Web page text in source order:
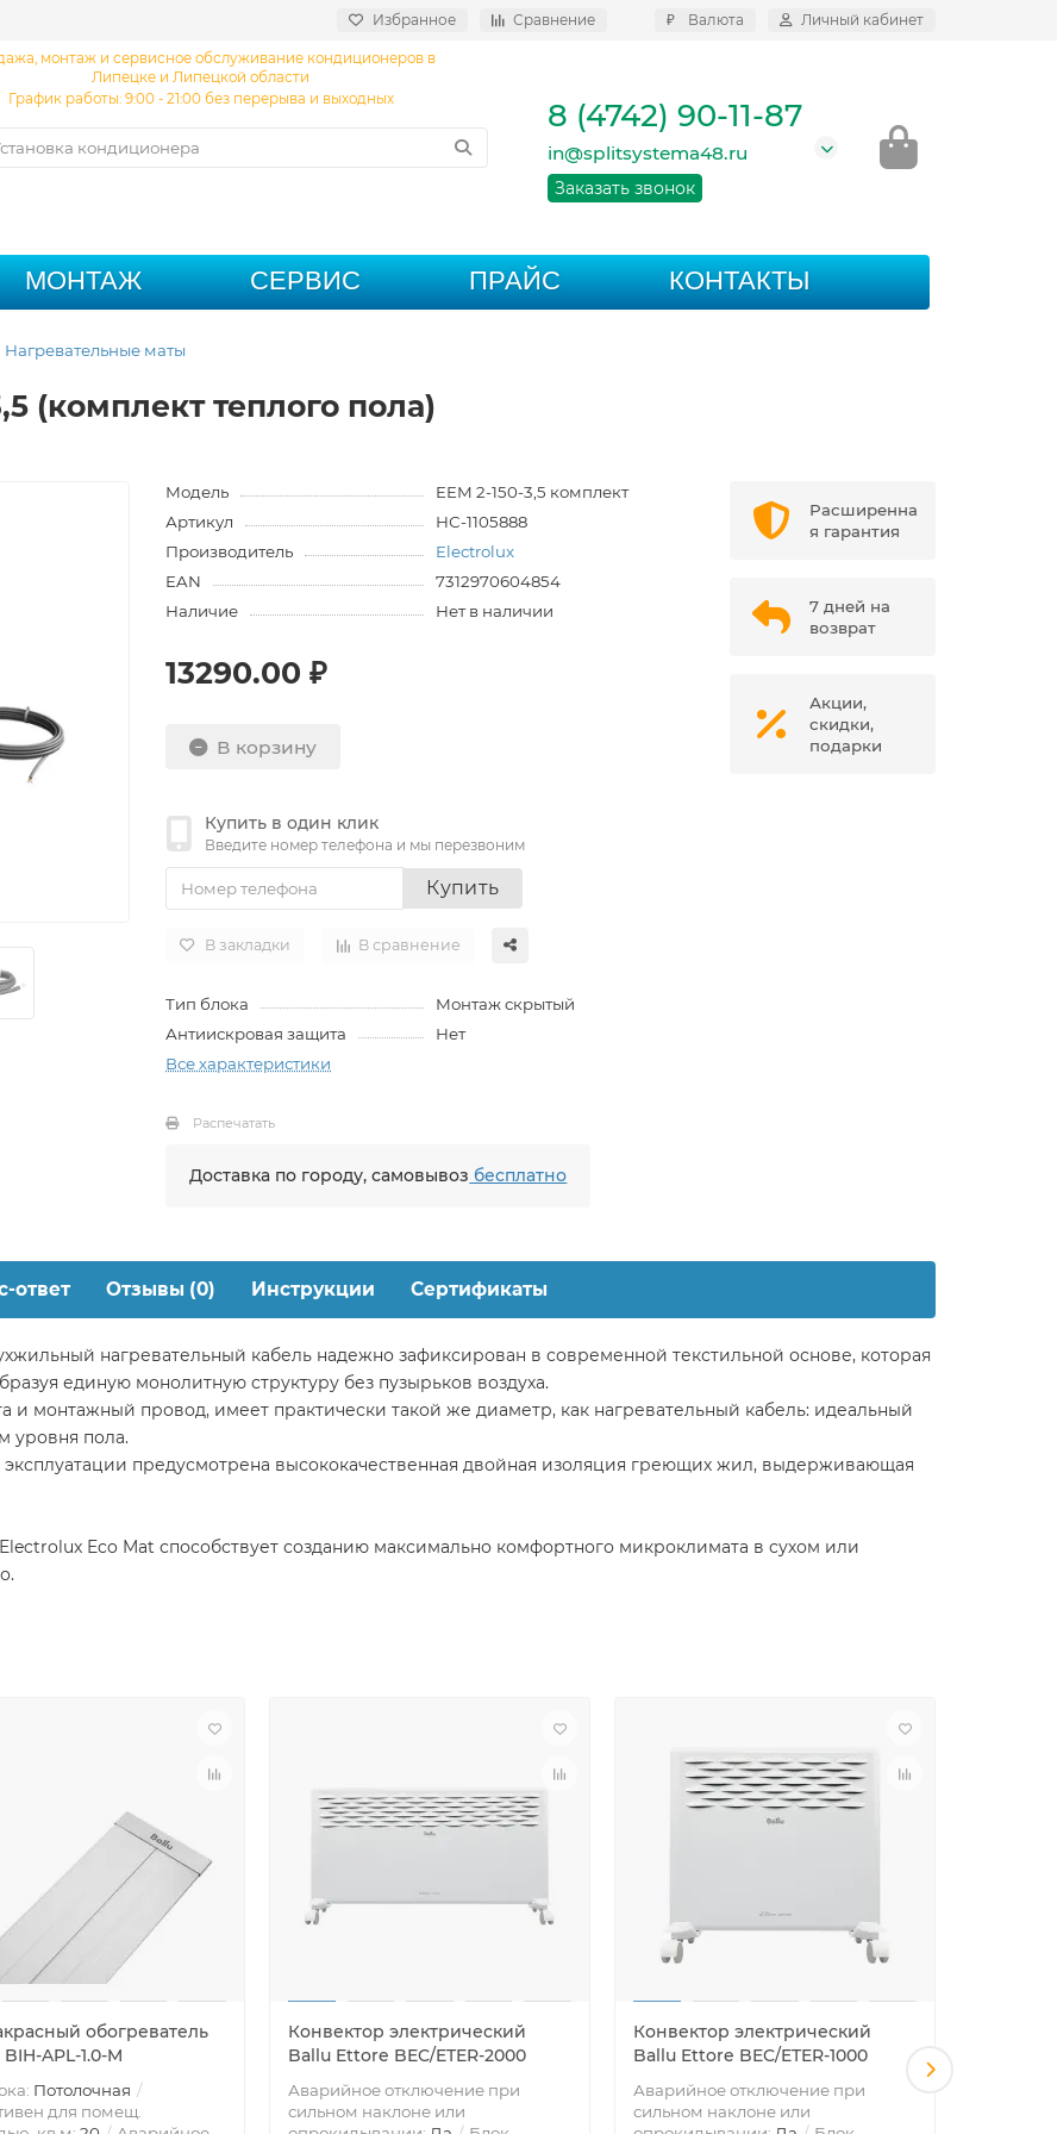
Избранное Сравнение ₽ Валюта Личный кабинет
монтаж и сервисное обслуживание кондиционеров в
Липецке и Липецкой области
График работы: 9:00 - 21:00 без перерыва и выходных
8 (4742) 90-11-87
in@splitsystema48.ru
Заказать звонок
МОНТАЖ СЕРВИС ПРАЙС КОНТАКТЫ
Нагревательные маты
(комплект теплого пола)
Модель
EEM 2-150-3,5 комплект
Артикул
НС-1105888
Производитель
Electrolux
EAN
7312970604854
Наличие
Нет в наличии
13290.00 ₽
В корзину
Купить в один клик
Введите номер телефона и мы перезвоним
Купить
В закладки В сравнение
Тип блока
Монтаж скрытый
Антиискровая защита
Нет
Все характеристики
Распечатать
Доставка по городу, самовывоз бесплатно
Расширенна
я гарантия
7 дней на
возврат
Акции,
скидки,
подарки
ответ Отзывы (0) Инструкции Сертификаты
нагревательный кабель надежно зафиксирован в современной текстильной основе, которая
единую монолитную структуру без пузырьков воздуха.
и монтажный провод, имеет практически такой же диаметр, как нагревательный кабель: идеальный
уровня пола.
предусмотрена высококачественная двойная изоляция греющих жил, выдерживающая
Eco Mat способствует созданию максимально комфортного микроклимата в сухом или
обогреватель
APL-1.0-M
Потолочная
для помещ.
Конвектор электрический
Ballu Ettore BEC/ETER-2000
Аварийное отключение при
сильном наклоне или
Конвектор электрический
Ballu Ettore BEC/ETER-1000
Аварийное отключение при
сильном наклоне или